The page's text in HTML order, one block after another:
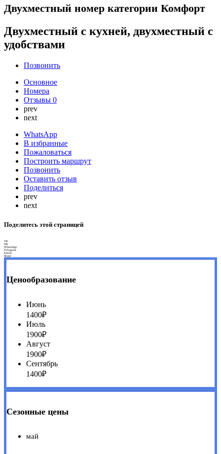
Двухместный номер категории Комфорт
Двухместный с кухней, двухместный с
удобствами
Позвонить
Основное
Номера
Отзывы 0
prev
next
WhatsApp
В избранные
Пожаловаться
Построить маршрут
Позвонить
Оставить отзыв
Поделиться
prev
next
Поделитесь этой страницей
VK
OK
WhatsApp
Telegram
Email
Skype
Ценообразование
Июнь
1400₽
Июль
1900₽
Август
1900₽
Сентябрь
1400₽
Сезонные цены
май